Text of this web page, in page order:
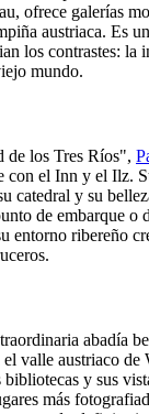
ofrece galerías
austriaca. Es
los contrastes: la
mundo.
de los Tres Ríos",
el Inn y el Ilz.
catedral y su
de embarque o
entorno ribereño
abadía
valle austriaco de
bibliotecas y sus
más